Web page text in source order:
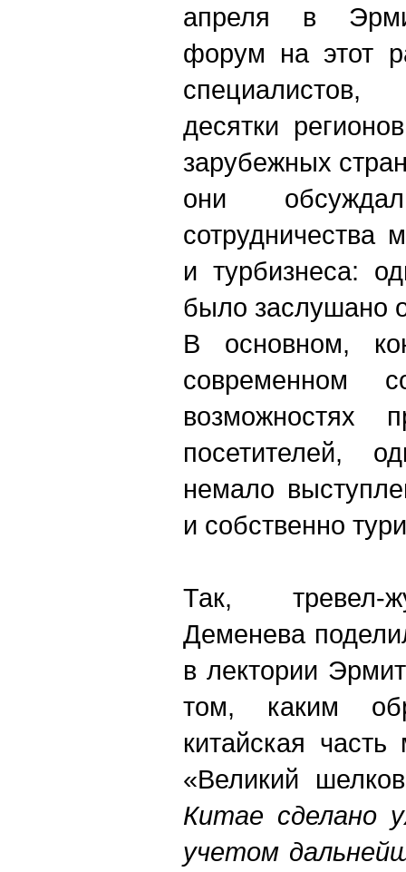
апреля в
форум на этот
десятки
зарубежных
они
сотрудничества
и турбизнеса:
было заслушано
В основном,
современном
возможностях
посетителей,
немало
и собственно
Так, тревел-
Деменева
в лектории
том, каким
китайская
«Великий
Китае сделано
учетом